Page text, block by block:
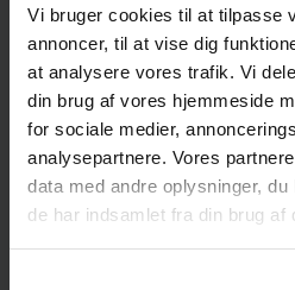
Vi bruger cookies til at tilpasse
annoncer, til at vise dig
at analysere vores trafik. Vi
din brug af vores hjemmeside
for sociale medier,
analysepartnere. Vores
data med andre oplysninger,
de har indsamlet fra din brug af
info@hmi.dk
CVR nr.:12459475
EAN nr.: 5790002725678